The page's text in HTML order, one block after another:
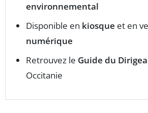
environnemental
Disponible en kiosque et en
numérique
Retrouvez le Guide du
Occitanie